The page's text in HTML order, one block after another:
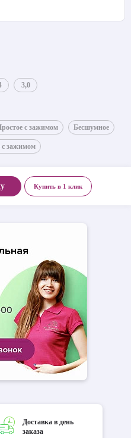
3,0
с зажимом Бесшумное
с зажимом
Купить в 1 клик
Доставка в день
заказа